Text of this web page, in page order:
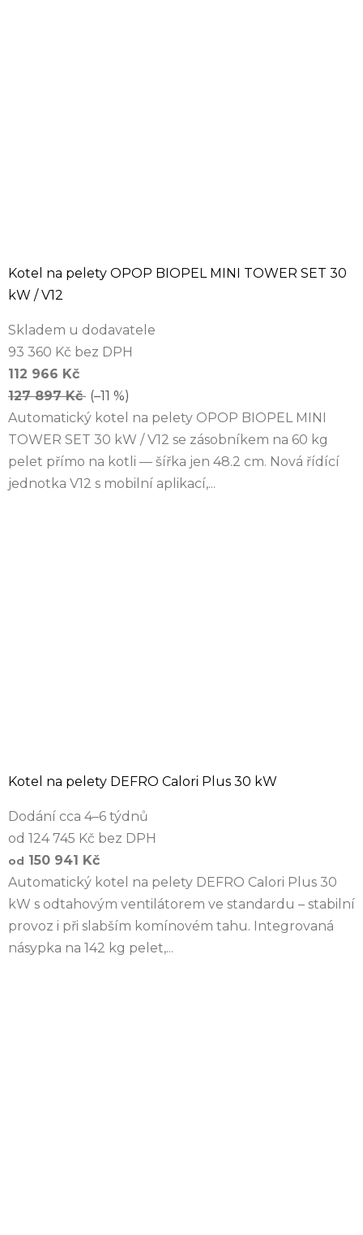
Kotel na pelety OPOP BIOPEL MINI TOWER SET 30
kW / V12
Skladem u dodavatele
93 360 Kč bez DPH
112 966 Kč
127 897 Kč (–11 %)
Automatický kotel na pelety OPOP BIOPEL MINI
TOWER SET 30 kW / V12 se zásobníkem na 60 kg
pelet přímo na kotli — šířka jen 48.2 cm. Nová řídící
jednotka V12 s mobilní aplikací,...
Kotel na pelety DEFRO Calori Plus 30 kW
Dodání cca 4–6 týdnů
od 124 745 Kč bez DPH
od 150 941 Kč
Automatický kotel na pelety DEFRO Calori Plus 30
kW s odtahovým ventilátorem ve standardu – stabilní
provoz i při slabším komínovém tahu. Integrovaná
násypka na 142 kg pelet,...